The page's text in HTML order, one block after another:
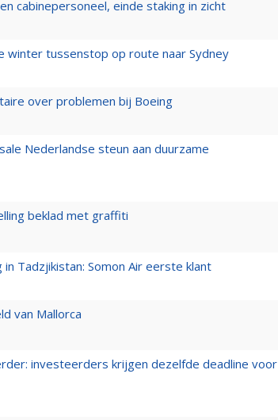
cabinepersoneel, einde staking in zicht
winter tussenstop op route naar Sydney
over problemen bij Boeing
Nederlandse steun aan duurzame
beklad met graffiti
Tadzjikistan: Somon Air eerste klant
van Mallorca
investeerders krijgen dezelfde deadline voor